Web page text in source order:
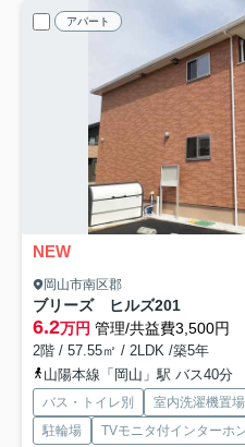
アパート
NEW
岡山市南区郡
ブリーズ ヒルズ201
6.2万円 管理/共益費3,500円
2階 / 57.55㎡ / 2LDK /築5年
山陽本線「岡山」駅 バス40分
バス・トイレ別 室内洗濯機置場
駐輪場
TVモニタ付インターホ